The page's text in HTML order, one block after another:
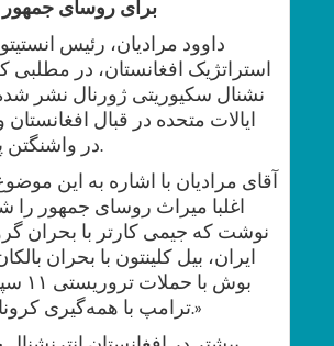
برای روسای جمهور
استراتژیک افغانستان، در مطلبی
نشنال سکیوریتی ژورنال نشر
ایالات متحده در قبال افغانستان
در واشنگتن پرداخته است.
آقای مرادیان با اشاره به این‌
اغلبا میراث روسای جمهور را
نوشت که جیمی کارتر با بحران
ایران، بیل کلینتون با بحران
بوش
ترامپ با همه‌گیری کرونا مواجه شدند.»